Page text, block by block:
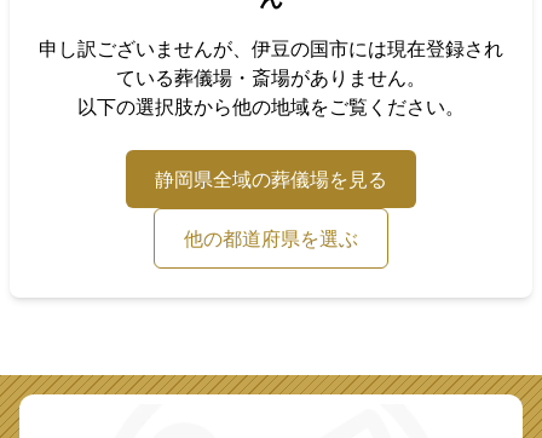
申し訳ございませんが、 伊豆の国市には現在登録され
ている葬儀場・斎場がありません。
以下の選択肢から他の地域をご覧ください。
静岡県全域の葬儀場を見る
他の都道府県を選ぶ